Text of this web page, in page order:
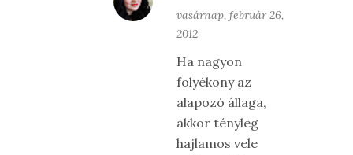
vasárnap, február 26,
2012
Ha nagyon
folyékony az
alapozó állaga,
akkor tényleg
hajlamos vele